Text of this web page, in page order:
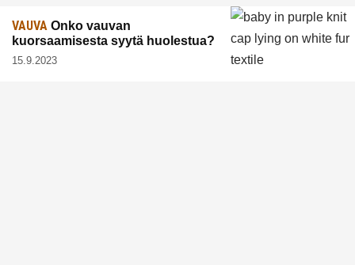
VAUVA Onko vauvan
kuorsaamisesta syytä huolestua?
15.9.2023